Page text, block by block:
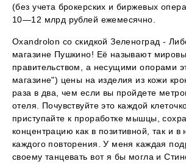
(без учета брокерских и биржевых
10—12 млрд рублей ежемесячно.
Oxandrolon со скидкой Зеленоград -
магазине Пушкино! Её называют
правительством, а несущими опорами
магазине") цены на изделия из кожи
раза в два, чем если вы пройдете
отеля. Почувствуйте это каждой
приступайте к проработке мышцы,
концентрацию как в позитивной, так и в
каждого повторения. У меня каждая
своему танцевать вот я бы могла и